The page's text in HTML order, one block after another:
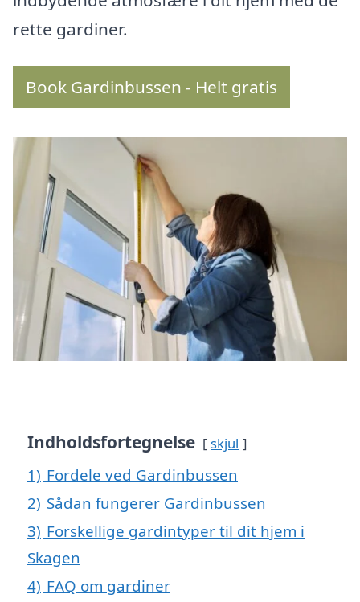
rette gardiner.
Book Gardinbussen - Helt gratis
Indholdsfortegnelse skjul
1) Fordele ved Gardinbussen
2) Sådan fungerer Gardinbussen
3) Forskellige gardintyper til dit hjem i
Skagen
4) FAQ om gardiner